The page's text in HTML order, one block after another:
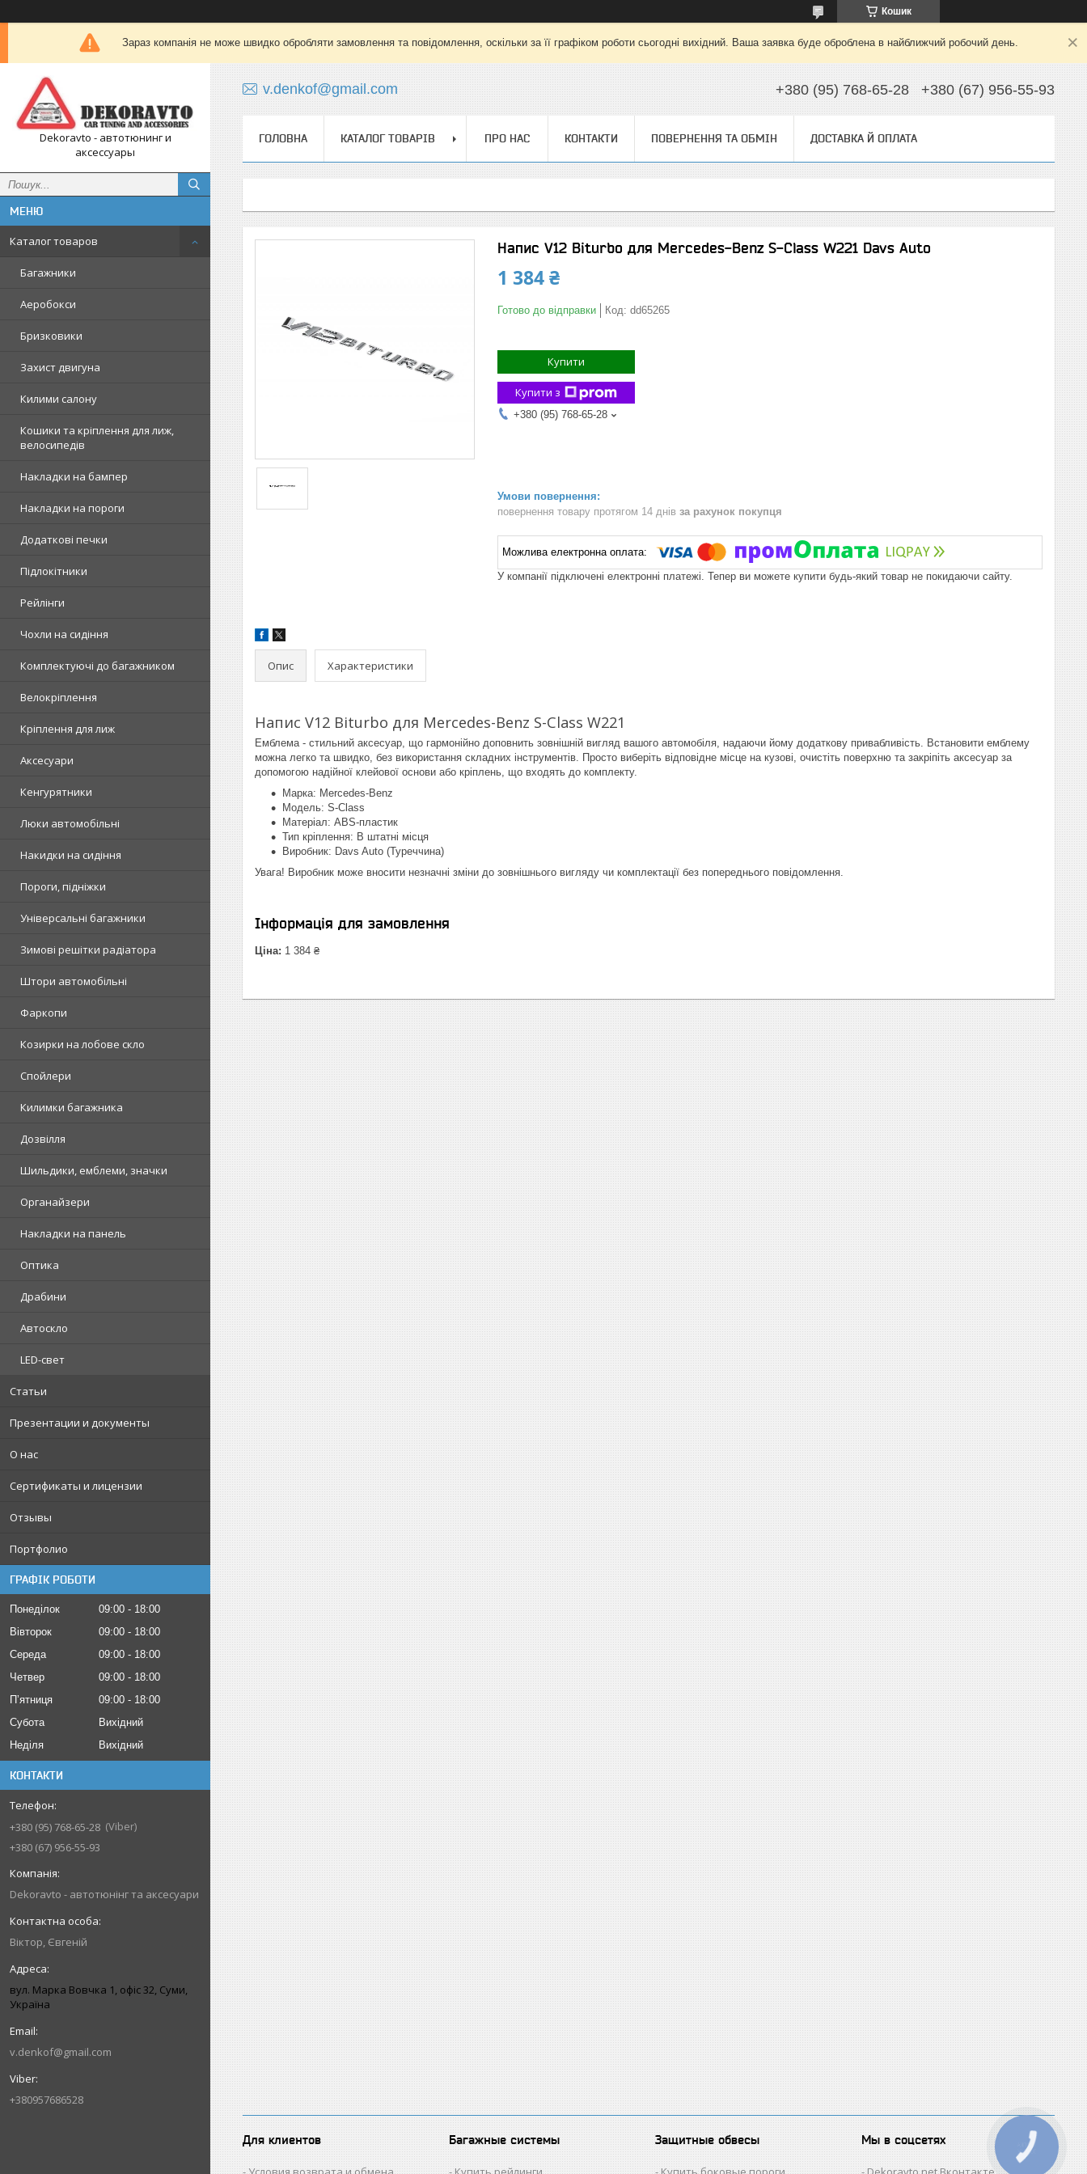
Кошик
Зараз компанія не може швидко обробляти замовлення та повідомлення, оскільки за її графіком роботи сьогодні вихідний. Ваша заявка буде оброблена в найближчий робочий день.
Dekoravto - автотюнинг и
аксессуары
Каталог товаров
Багажники
Аеробокси
Бризковики
Захист двигуна
Килими салону
Кошики та кріплення для лиж,
велосипедів
Накладки на бампер
Накладки на пороги
Додаткові печки
Підлокітники
Рейлінги
Чохли на сидіння
Комплектуючі до багажником
Велокріплення
Кріплення для лиж
Аксесуари
Кенгурятники
Люки автомобільні
Накидки на сидіння
Пороги, підніжки
Універсальні багажники
Зимові решітки радіатора
Штори автомобільні
Фаркопи
Козирки на лобове скло
Спойлери
Килимки багажника
Дозвілля
Шильдики, емблеми, значки
Органайзери
Накладки на панель
Оптика
Драбини
Автоскло
LED-свет
Статьи
Презентации и документы
О нас
Сертификаты и лицензии
Отзывы
Портфолио
ГРАФІК РОБОТИ
Понеділок 09:00
18:00
Вівторок
09:00
18:00
Середа
09:00
18:00
Четвер
09:00
18:00
Пʼятниця
09:00
18:00
Субота
Вихідний
Неділя
Вихідний
КОНТАКТИ
+380 (95) 768-65-28 Viber
+380 (67) 956-55-93
Dekoravto - автотюнінг та аксесуари
Віктор, Євгеній
вул. Марка Вовчка 1, офіс 32, Суми,
Україна
v.denkof@gmail.com
+380957686528
v.denkof@gmail.com +380 (95) 768-65-28 +380 (67) 956-55-93
ГОЛОВНА КАТАЛОГ ТОВАРІВ ПРО НАС КОНТАКТИ ПОВЕРНЕННЯ ТА ОБМІН ДОСТАВКА Й ОПЛАТА
Напис V12 Biturbo для Mercedes-Benz S-Class W221 Davs Auto
1 384 ₴
Готово до відправки Код: dd65265
Купити
Купити з
+380 (95) 768-65-28
повернення товару протягом 14 днів за рахунок покупця
У компанії підключені електронні платежі. Тепер ви можете купити будь-який товар не покидаючи сайту.
Опис Характеристики
Напис V12 Biturbo для Mercedes-Benz S-Class W221
Емблема - стильний аксесуар, що гармонійно доповнить зовнішній вигляд вашого автомобіля, надаючи йому додаткову привабливість. Встановити емблему
можна легко та швидко, без використання складних інструментів. Просто виберіть відповідне місце на кузові, очистіть поверхню та закріпіть аксесуар за
допомогою надійної клейової основи або кріплень, що входять до комплекту.
Марка: Mercedes-Benz
Модель: S-Class
Матеріал: ABS-пластик
Тип кріплення: В штатні місця
Виробник: Davs Auto (Туреччина)
Увага! Виробник може вносити незначні зміни до зовнішнього вигляду чи комплектації без попереднього повідомлення.
Інформація для замовлення
Ціна: 1 384 ₴
Для клиентов Багажные системы Защитные обвесы Мы в соцсетях
КНОПКА
ЗВ'ЯЗКУ